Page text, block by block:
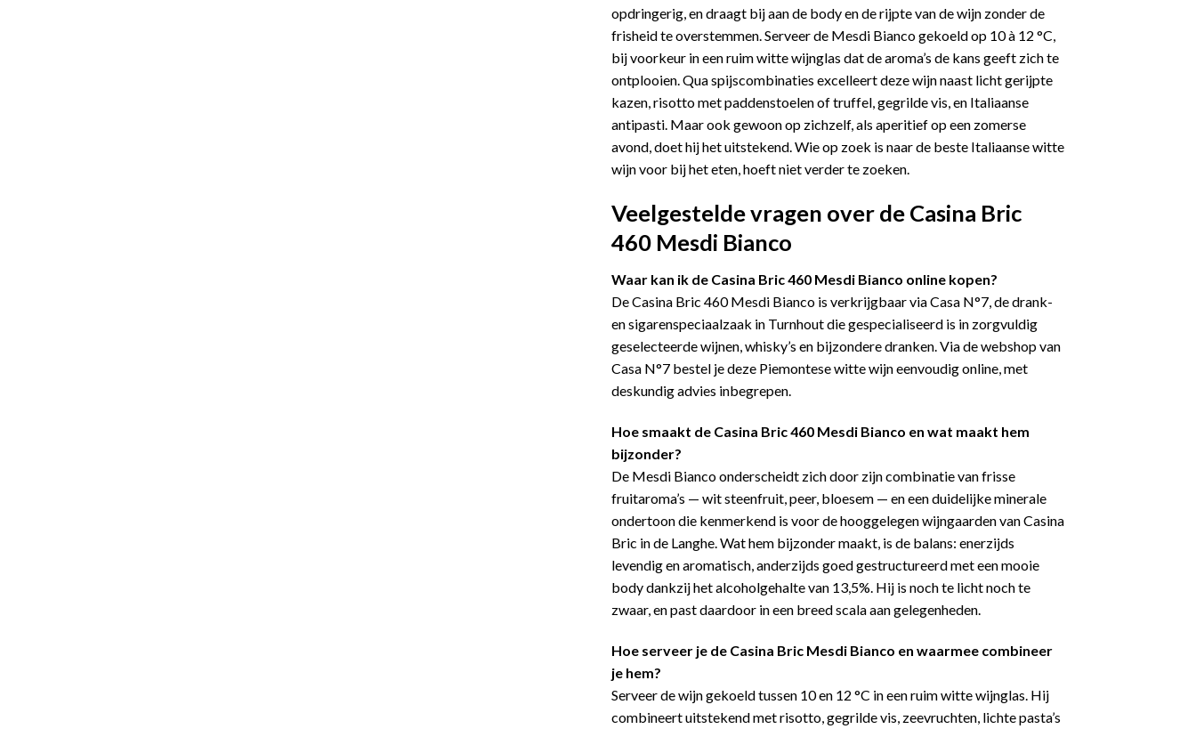
opdringerig, en draagt bij aan de body en de rijpte van de wijn zonder de
frisheid te overstemmen. Serveer de Mesdi Bianco gekoeld op 10 à 12 °C,
bij voorkeur in een ruim witte wijnglas dat de aroma’s de kans geeft zich te
ontplooien. Qua spijscombinaties excelleert deze wijn naast licht gerijpte
kazen, risotto met paddenstoelen of truffel, gegrilde vis, en Italiaanse
antipasti. Maar ook gewoon op zichzelf, als aperitief op een zomerse
avond, doet hij het uitstekend. Wie op zoek is naar de beste Italiaanse witte
wijn voor bij het eten, hoeft niet verder te zoeken.
Veelgestelde vragen over de Casina Bric
460 Mesdi Bianco
Waar kan ik de Casina Bric 460 Mesdi Bianco online kopen?
De Casina Bric 460 Mesdi Bianco is verkrijgbaar via Casa N°7, de drank-
en sigarenspeciaalzaak in Turnhout die gespecialiseerd is in zorgvuldig
geselecteerde wijnen, whisky’s en bijzondere dranken. Via de webshop van
Casa N°7 bestel je deze Piemontese witte wijn eenvoudig online, met
deskundig advies inbegrepen.
Hoe smaakt de Casina Bric 460 Mesdi Bianco en wat maakt hem
bijzonder?
De Mesdi Bianco onderscheidt zich door zijn combinatie van frisse
fruitaroma’s — wit steenfruit, peer, bloesem — en een duidelijke minerale
ondertoon die kenmerkend is voor de hooggelegen wijngaarden van Casina
Bric in de Langhe. Wat hem bijzonder maakt, is de balans: enerzijds
levendig en aromatisch, anderzijds goed gestructureerd met een mooie
body dankzij het alcoholgehalte van 13,5%. Hij is noch te licht noch te
zwaar, en past daardoor in een breed scala aan gelegenheden.
Hoe serveer je de Casina Bric Mesdi Bianco en waarmee combineer
je hem?
Serveer de wijn gekoeld tussen 10 en 12 °C in een ruim witte wijnglas. Hij
combineert uitstekend met risotto, gegrilde vis, zeevruchten, lichte pasta’s